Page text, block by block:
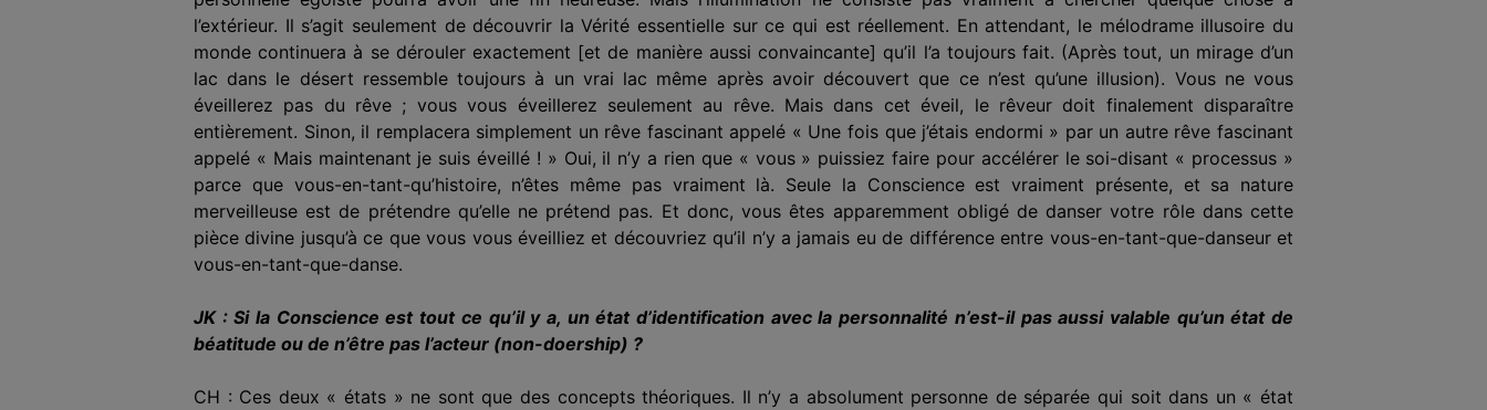
l’extérieur. Il s’agit seulement de découvrir la Vérité essentielle sur ce qui est réellement. En attendant, le mélodrame illusoire du
monde continuera à se dérouler exactement [et de manière aussi convaincante] qu’il l’a toujours fait. (Après tout, un mirage d’un
lac dans le désert ressemble toujours à un vrai lac même après avoir découvert que ce n’est qu’une illusion). Vous ne vous
éveillerez pas du rêve ; vous vous éveillerez seulement au rêve. Mais dans cet éveil, le rêveur doit finalement disparaître
entièrement. Sinon, il remplacera simplement un rêve fascinant appelé « Une fois que j’étais endormi » par un autre rêve fascinant
appelé « Mais maintenant je suis éveillé ! » Oui, il n’y a rien que « vous » puissiez faire pour accélérer le soi-disant « processus »
parce que vous-en-tant-qu’histoire, n’êtes même pas vraiment là. Seule la Conscience est vraiment présente, et sa nature
merveilleuse est de prétendre qu’elle ne prétend pas. Et donc, vous êtes apparemment obligé de danser votre rôle dans cette
pièce divine jusqu’à ce que vous vous éveilliez et découvriez qu’il n’y a jamais eu de différence entre vous-en-tant-que-danseur et
vous-en-tant-que-danse.
JK : Si la Conscience est tout ce qu’il y a, un état d’identification avec la personnalité n’est-il pas aussi valable qu’un état de
béatitude ou de n’être pas l’acteur (non-doership) ?
CH : Ces deux « états » ne sont que des concepts théoriques. Il n’y a absolument personne de séparée qui soit dans un « état